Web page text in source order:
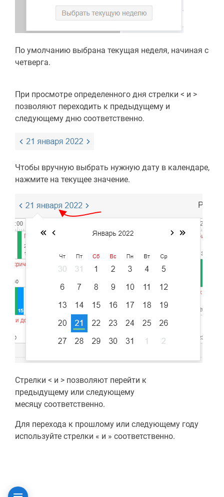
По умолчанию выбрана текущая неделя, начиная с
четверга.
При просмотре определенного дня стрелки < и >
позволяют переходить к предыдущему и
следующему дню соответственно.
Чтобы вручную выбрать нужную дату в календаре,
нажмите на текущее значение.
Стрелки < и > позволяют перейти к
предыдущему или следующему
месяцу соответственно.
Для перехода к прошлому или следующему году
используйте стрелки « и » соответственно.